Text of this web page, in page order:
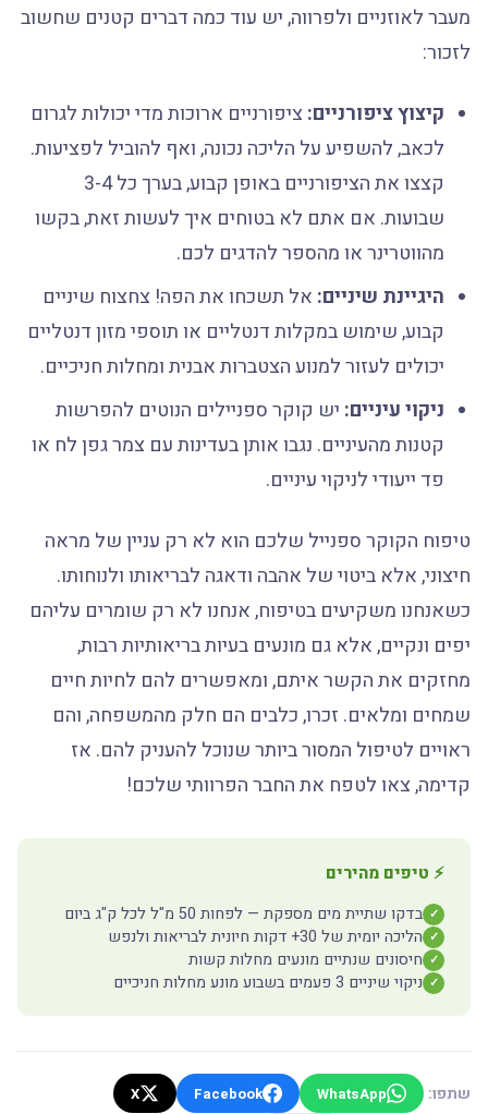
מעבר לאוזניים ולפרווה, יש עוד כמה דברים קטנים שחשוב
לזכור:
קיצוץ ציפורניים:ציפורניים ארוכות מדי יכולות לגרום
לכאב, להשפיע על הליכה נכונה, ואף להוביל לפציעות.
קצצו את הציפורניים באופן קבוע, בערך כל 3-4
שבועות. אם אתם לא בטוחים איך לעשות זאת, בקשו
מהווטרינר או מהספר להדגים לכם.
היגיינת שיניים:אל תשכחו את הפה! צחצוח שיניים
קבוע, שימוש במקלות דנטליים או תוספי מזון דנטליים
יכולים לעזור למנוע הצטברות אבנית ומחלות חניכיים.
ניקוי עיניים:יש קוקר ספניילים הנוטים להפרשות
קטנות מהעיניים. נגבו אותן בעדינות עם צמר גפן לח או
פד ייעודי לניקוי עיניים.
טיפוח הקוקר ספנייל שלכם הוא לא רק עניין של מראה
חיצוני, אלא ביטוי של אהבה ודאגה לבריאותו ולנוחותו.
כשאנחנו משקיעים בטיפוח, אנחנו לא רק שומרים עליהם
יפים ונקיים, אלא גם מונעים בעיות בריאותיות רבות,
מחזקים את הקשר איתם, ומאפשרים להם לחיות חיים
שמחים ומלאים. זכרו, כלבים הם חלק מהמשפחה, והם
ראויים לטיפול המסור ביותר שנוכל להעניק להם. אז
קדימה, צאו לטפח את החבר הפרוותי שלכם!
⚡ טיפים מהירים
✓ בדקו שתיית מים מספקת — לפחות 50 מ"ל לכל ק"ג ביום
✓ הליכה יומית של 30+ דקות חיונית לבריאות ולנפש
✓ חיסונים שנתיים מונעים מחלות קשות
✓ ניקוי שיניים 3 פעמים בשבוע מונע מחלות חניכיים
שתפו: WhatsApp
Facebook
X